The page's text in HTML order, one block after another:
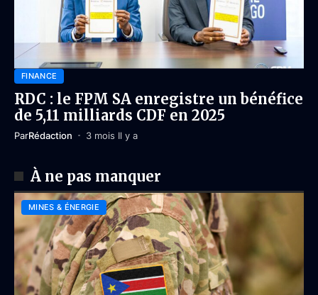
FINANCE
RDC : le FPM SA enregistre un bénéfice
de 5,11 milliards CDF en 2025
ParRédaction 3 mois Il y a
À ne pas manquer
MINES & ÉNERGIE